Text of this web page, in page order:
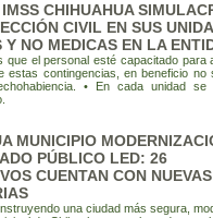
CHIHUAHUA
CIVIL EN SUS
Y NO MEDICAS EN LA
que el personal esté capacitado para
estas contingencias, en beneficio no
• En cada unidad se
MUNICIPIO
PÚBLICO LED: 26
CUENTAN CON NUEVAS
una ciudad más segura,